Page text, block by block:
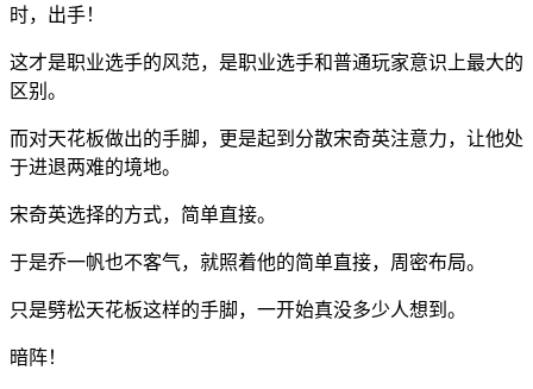
时，出手！
这才是职业选手的风范，是职业选手和普通玩家意识上最大的
区别。
而对天花板做出的手脚，更是起到分散宋奇英注意力，让他处
于进退两难的境地。
宋奇英选择的方式，简单直接。
于是乔一帆也不客气，就照着他的简单直接，周密布局。
只是劈松天花板这样的手脚，一开始真没多少人想到。
暗阵！